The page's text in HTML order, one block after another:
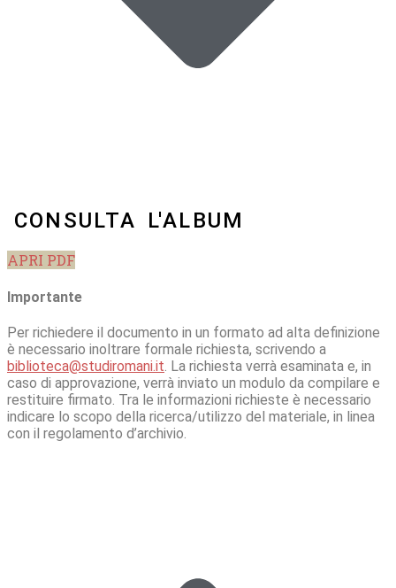
CONSULTA L'ALBUM
APRI PDF
Importante
Per richiedere il documento in un formato ad alta definizione
è necessario inoltrare formale richiesta, scrivendo a
biblioteca@studiromani.it. La richiesta verrà esaminata e, in
caso di approvazione, verrà inviato un modulo da compilare e
restituire firmato. Tra le informazioni richieste è necessario
indicare lo scopo della ricerca/utilizzo del materiale, in linea
con il regolamento d’archivio.